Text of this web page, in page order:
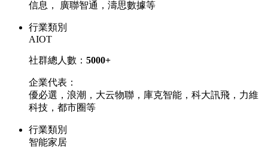
信息， 廣聯智通，濤思數據等
行業類別
AIOT
社群總人數： 5000+
企業代表：
優必選，浪潮，大云物聯，庫克智能，科大訊飛，力維
科技，都市圈等
行業類別
智能家居